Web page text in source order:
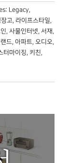
Legacy
고 라이프스타일
사물인터넷 서재
드 아파트 오디오
터마이징 키친